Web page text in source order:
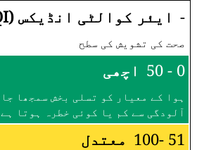
- ایئر کوالٹی انڈیکس (AQI) اقدار
صحت کی تشویش کی سطح
0 - 50 اچھی
ہوا کے معیار کو تسلی بخش سمجھا
آلودگی سے کم یا کوئی خطرہ ہوتا ہے
51 -100 معتدل